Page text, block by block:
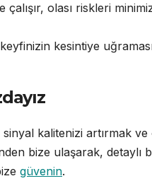
olası riskleri
kesintiye
kalitenizi artırmak ve
bize ulaşarak, detaylı
güvenin.